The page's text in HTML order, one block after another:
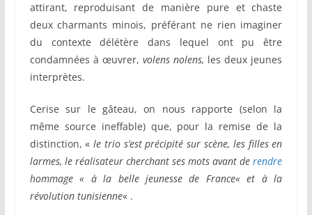
attirant, reproduisant de manière pure et chaste
deux charmants minois, préférant ne rien imaginer
du contexte délétère dans lequel ont pu être
condamnées à œuvrer, volens nolens, les deux jeunes
interprètes.
Cerise sur le gâteau, on nous rapporte (selon la
même source ineffable) que, pour la remise de la
distinction, «le trio s’est précipité sur scène, les filles en
larmes, le réalisateur cherchant ses mots avant derendre
hommage« à la belle jeunesse de France«et à la
révolution tunisienne« .